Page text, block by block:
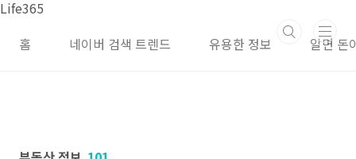
본문 바로가기
Life365
홈
네이버 검색 트렌드 유용한 정보 알면 돈